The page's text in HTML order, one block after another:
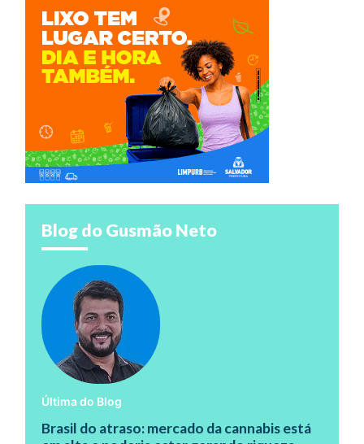
Blog do Gusmão Neto
Última do Blog
Brasil do atraso: mercado da cannabis está